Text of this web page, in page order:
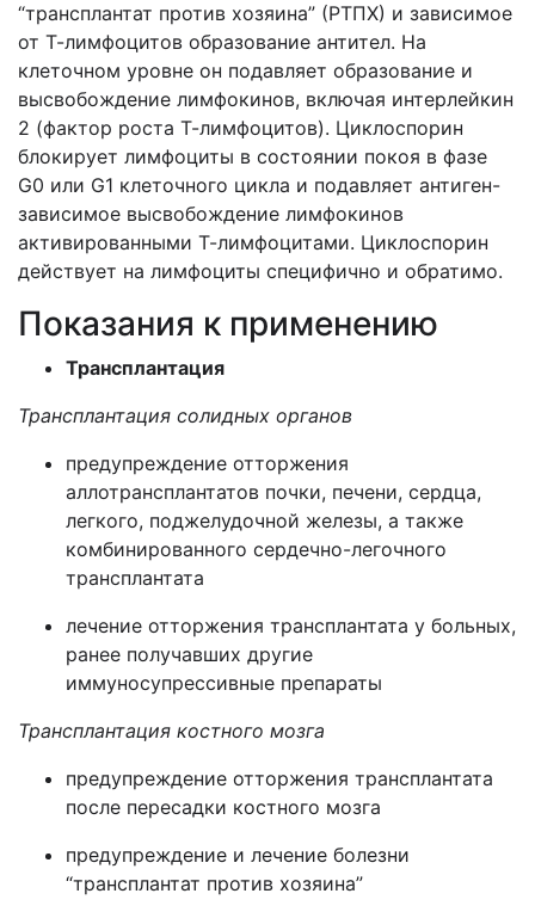
“трансплантат против хозяина” (РТПХ) и зависимое
от Т-лимфоцитов образование антител. На
клеточном уровне он подавляет образование и
высвобождение лимфокинов, включая интерлейкин
2 (фактор роста Т-лимфоцитов). Циклоспорин
блокирует лимфоциты в состоянии покоя в фазе
G0 или G1 клеточного цикла и подавляет антиген-
зависимое высвобождение лимфокинов
активированными Т-лимфоцитами. Циклоспорин
действует на лимфоциты специфично и обратимо.
Показания к применению
Трансплантация
Трансплантация солидных органов
предупреждение отторжения
аллотрансплантатов почки, печени, сердца,
легкого, поджелудочной железы, а также
комбинированного сердечно-легочного
трансплантата
лечение отторжения трансплантата у больных,
ранее получавших другие
иммуносупрессивные препараты
Трансплантация костного мозга
предупреждение отторжения трансплантата
после пересадки костного мозга
предупреждение и лечение болезни
“трансплантат против хозяина”